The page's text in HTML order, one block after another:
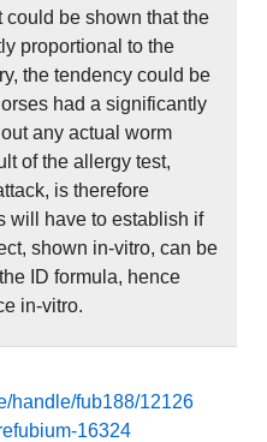
could be shown that the
proportional to the
the tendency could be
had a significantly
any actual worm
of the allergy test,
is therefore
will have to establish if
shown in-vitro, can be
ID formula, hence
in-vitro.
handle/fub188/12126
16324